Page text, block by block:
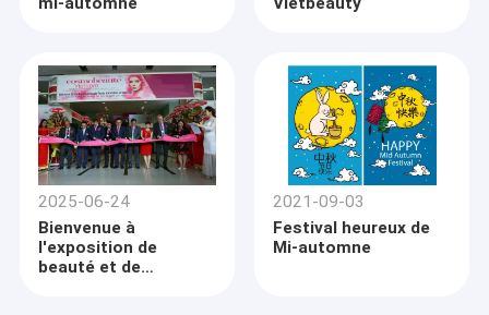
2025-06-24
Bienvenue à
l'exposition de
beauté et de
2021-09-03
Festival heureux de
Mi-automne